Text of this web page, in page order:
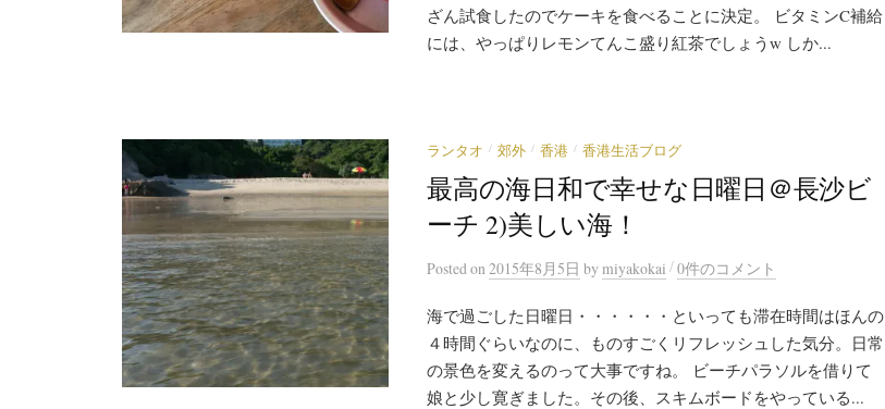
ざん試食したのでケーキを食べることに決定。 ビタミンC補給
には、やっぱりレモンてんこ盛り紅茶でしょうw しか...
ランタオ / 郊外 / 香港 / 香港生活ブログ
最高の海日和で幸せな日曜日＠長沙ビ
ーチ 2)美しい海！
Posted on 2015年8月5日 by miyakokai /0件のコメント
海で過ごした日曜日・・・・・・といっても滞在時間はほんの
４時間ぐらいなのに、ものすごくリフレッシュした気分。日常
の景色を変えるのって大事ですね。 ビーチパラソルを借りて
娘と少し寛ぎました。その後、スキムボードをやっている...